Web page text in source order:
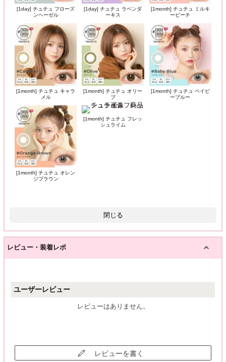
[1day] チュチュ フローズ
ンヘーゼル
[1day] チュチュ ラベンダ
ーキス
[1month] チュチュ ミルキ
ーピーチ
[1month] チュチュ キャラ
メル
[1month] チュチュ オリー
ブ
[1month] チュチュ ベイビ
ーブルー
[1month] チュチュ オレン
ジブラウン
[1month] チュチュ フレッ
シュライム
閉じる
レビュー・装着レポ
ユーザーレビュー
レビューはありません。
レビューを書く